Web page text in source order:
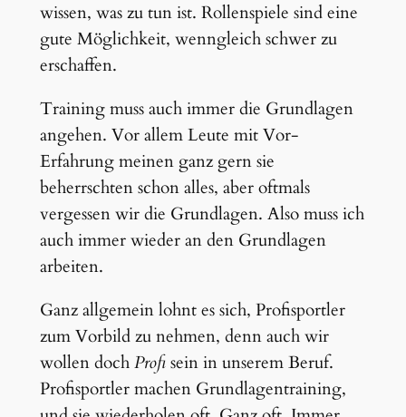
wissen, was zu tun ist. Rollenspiele sind eine
gute Möglichkeit, wenngleich schwer zu
erschaffen.
Training muss auch immer die Grundlagen
angehen. Vor allem Leute mit Vor-
Erfahrung meinen ganz gern sie
beherrschten schon alles, aber oftmals
vergessen wir die Grundlagen. Also muss ich
auch immer wieder an den Grundlagen
arbeiten.
Ganz allgemein lohnt es sich, Profisportler
zum Vorbild zu nehmen, denn auch wir
wollen dochProfisein in unserem Beruf.
Profisportler machen Grundlagentraining,